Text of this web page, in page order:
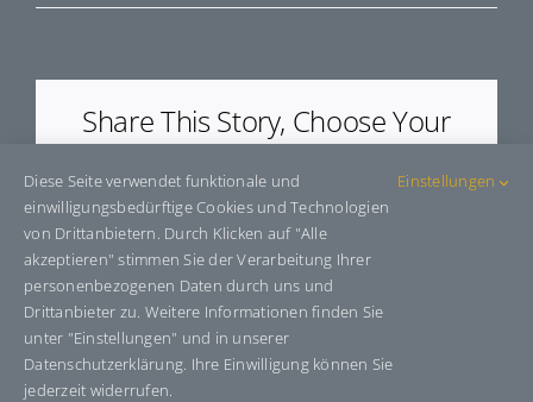
E9410070
Share This Story, Choose Your
Platform!
Facebook BlueskyReddit LinkedInWhatsAppTelegram
E-
Mail
Über den Autor:Grafik-Design-Jutta-Sucker
Diese Seite verwendet funktionale und
einwilligungsbedürftige Cookies und Technologien
von Drittanbietern. Durch Klicken auf "Alle
akzeptieren" stimmen Sie der Verarbeitung Ihrer
personenbezogenen Daten durch uns und
Drittanbieter zu. Weitere Informationen finden Sie
unter "Einstellungen" und in unserer
Datenschutzerklärung. Ihre Einwilligung können Sie
jederzeit widerrufen.
Einstellungen